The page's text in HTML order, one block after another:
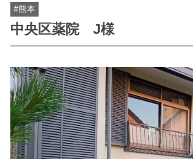
#熊本
中央区薬院 J様